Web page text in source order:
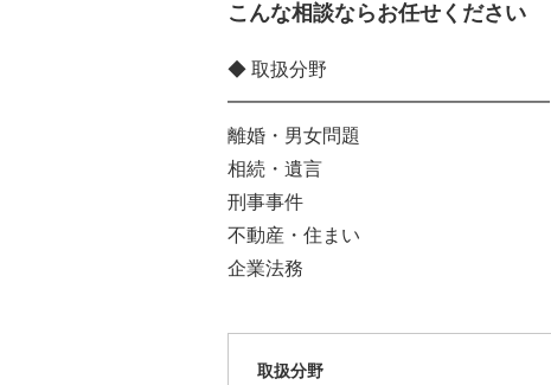
こんな相談ならお任せください
◆ 取扱分野
━━━━━━━━━━━━━━━━━
離婚・男女問題
相続・遺言
刑事事件
不動産・住まい
企業法務
取扱分野